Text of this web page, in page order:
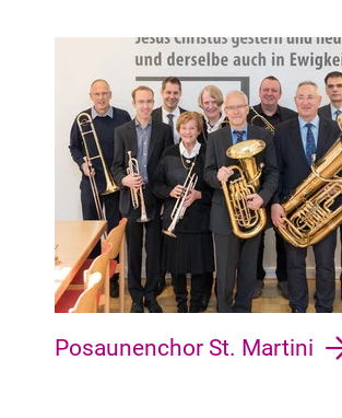
Mitte Altstadt, Bahnhofsvorstadt, Ostertor
Posaunenchor St. Martini